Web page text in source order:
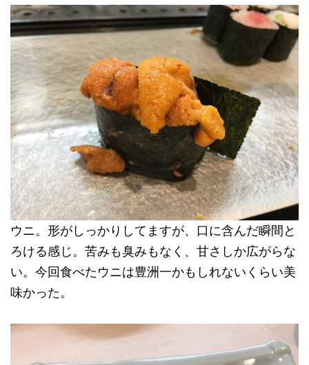
ウニ。形がしっかりしてますが、口に含んだ瞬間と
ろける感じ。苦みも臭みもなく、甘さしか広がらな
い。今回食べたウニは豊洲一かもしれないくらい美
味かった。